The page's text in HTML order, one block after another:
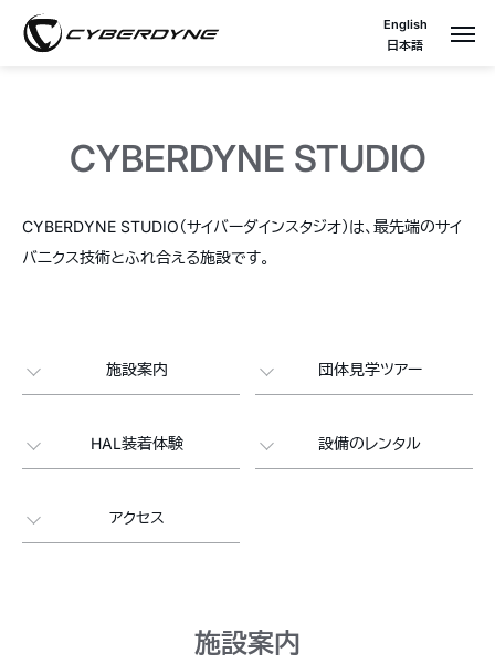
English
日本語
CYBERDYNE STUDIO
CYBERDYNE STUDIO（サイバーダインスタジオ）は、最先端のサイ
バニクス技術とふれ合える施設です。
施設案内 団体見学ツアー
HAL装着体験 設備のレンタル
アクセス
施設案内